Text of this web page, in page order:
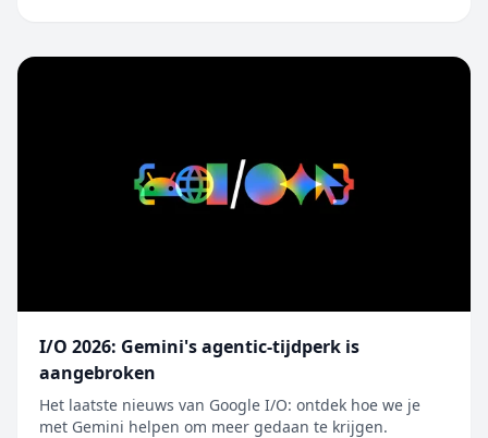
I/O 2026: Gemini's agentic-tijdperk is
aangebroken
Het laatste nieuws van Google I/O: ontdek hoe we je
met Gemini helpen om meer gedaan te krijgen.